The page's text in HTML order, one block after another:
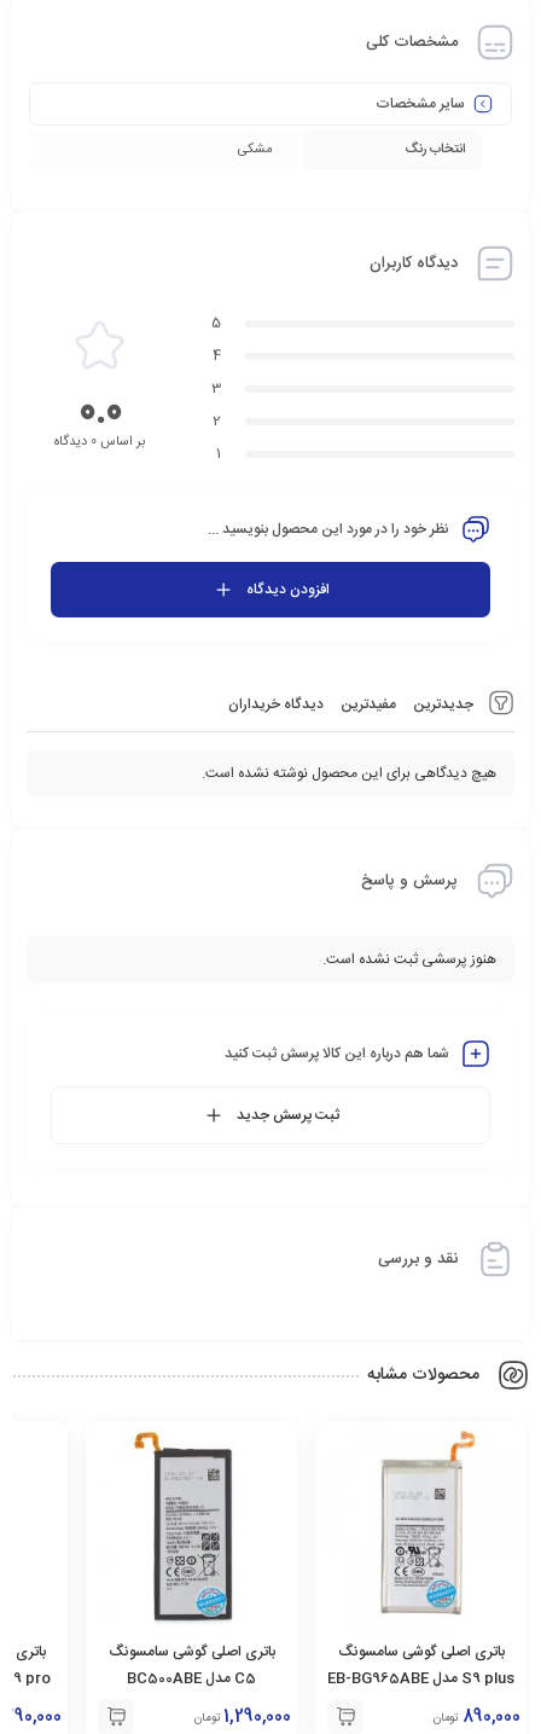
مشخصات کلی
سایر مشخصات
انتخاب رنگ مشکی
دیدگاه کاربران
جدیدترین مفیدترین دیدگاه خریداران
هیچ دیدگاهی برای این محصول نوشته نشده است.
5
4
3
2
1
0.0بر اساس 0 دیدگاه
نظر خود را در مورد این محصول بنویسید ...
افزودن دیدگاه
پرسش و پاسخ
هنوز پرسشی ثبت نشده است.
شما هم درباره این کالا پرسش ثبت کنید
ثبت پرسش جدید
نقد و بررسی
محصولات مشابه
باتری اصلی گوشی سامسونگ
C5 مدل BC500ABE
1,290,000 تومان
باتری اصلی گوشی سامسونگ
C9 pro مدل EB-BC900ABE
790,000 تومان
باتری
A9 مدل EB-BA900ABE
790,000